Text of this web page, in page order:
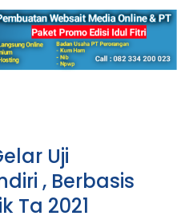
Uji
, Berbasis
Ta 2021